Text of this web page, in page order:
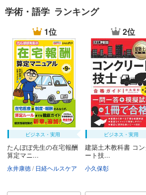
学術・語学 ランキング
1位
ビジネス・実用
たんぽぽ先生の在宅報酬
算定マニ...
永井康徳 日経ヘルスケア
2位
ビジネス・実用
建築土木教科書 コン
ート技...
小久保彰